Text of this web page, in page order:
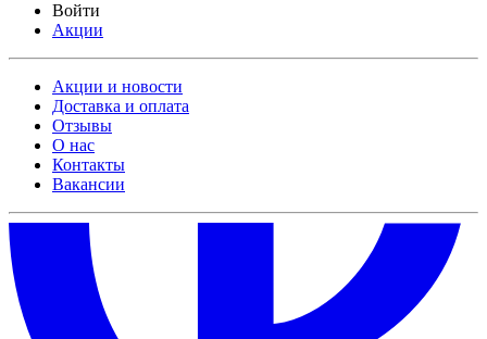
Войти
Акции
Акции и новости
Доставка и оплата
Отзывы
О нас
Контакты
Вакансии